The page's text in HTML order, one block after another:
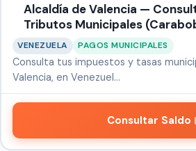
Alcaldía de Valencia —
Tributos Municipales
VENEZUELA PAGOS MUNICIPALES
Consulta tus impuestos y tasas
Valencia, en Venezuel…
Consultar Saldo